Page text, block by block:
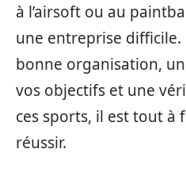
à l’airsoft ou au
une entreprise
bonne organisation,
vos objectifs et une
ces sports, il est tout à
réussir.